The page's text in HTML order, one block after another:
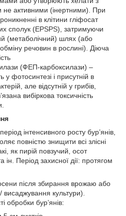
активними (інертними). При
в клітини гліфосат
сполук (EPSPS), затримуючи
(метаболічний) шлях (або
речовин в рослині). Діюча
(ФЕП-карбоксилази) –
фотосинтезі і присутній в
але відсутній у грибів,
вибіркова токсичність
інтенсивного росту бур’янів,
повністю знищити всі злісні
як пирій повзучий, осот
ін. Період захисної дії: протягом
після збирання врожаю або
висаджування культури).
обробки бур’янів: